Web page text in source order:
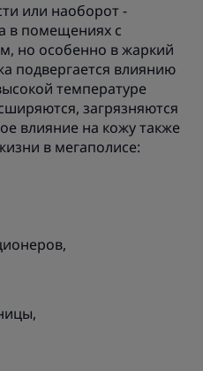
или наоборот -
в помещениях с
но особенно в жаркий
подвергается влиянию
температуре
загрязняются
влияние на кожу также
в мегаполисе: